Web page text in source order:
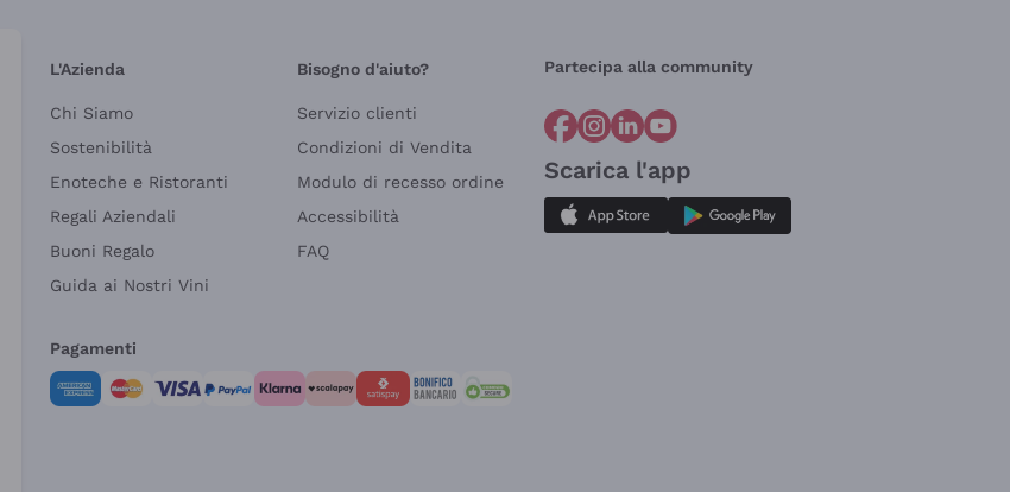
L'Azienda
Chi Siamo
Sostenibilità
Enoteche e Ristoranti
Regali Aziendali
Buoni Regalo
Guida ai Nostri Vini
Bisogno d'aiuto?
Servizio clienti
Condizioni di Vendita
Modulo di recesso ordine
Accessibilità
FAQ
Partecipa alla community
Scarica l'app
Pagamenti